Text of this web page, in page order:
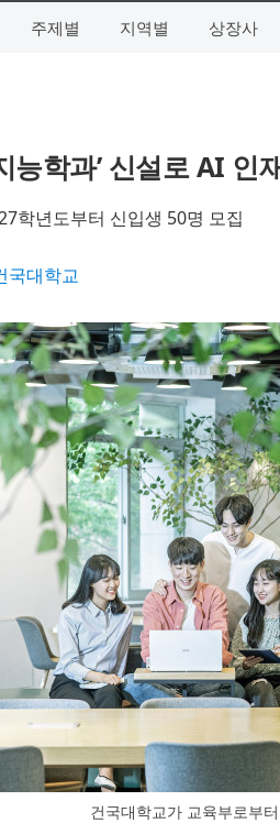
주제별 지역별 상장사
능학과’ 신설로 AI 인
학년도부터 신입생 50명 모집
국대학교
건국대학교가 교육부로부